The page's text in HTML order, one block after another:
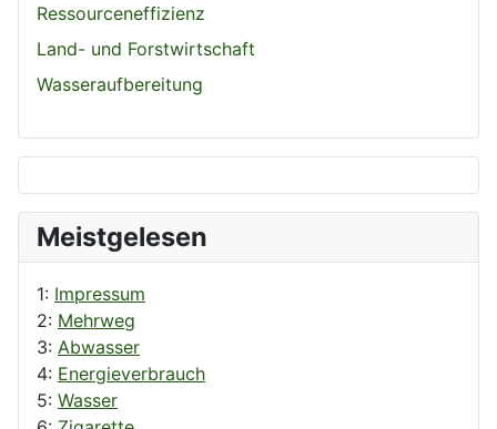
Ressourceneffizienz
Land- und Forstwirtschaft
Wasseraufbereitung
Meistgelesen
1: Impressum
2: Mehrweg
3: Abwasser
4: Energieverbrauch
5: Wasser